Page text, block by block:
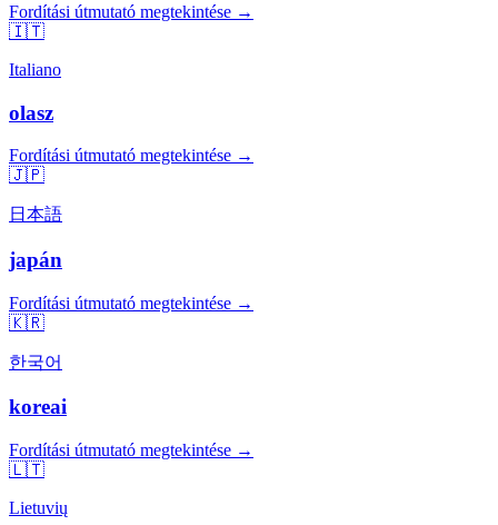
Fordítási útmutató megtekintése →
🇮🇹
Italiano
olasz
Fordítási útmutató megtekintése →
🇯🇵
日本語
japán
Fordítási útmutató megtekintése →
🇰🇷
한국어
koreai
Fordítási útmutató megtekintése →
🇱🇹
Lietuvių